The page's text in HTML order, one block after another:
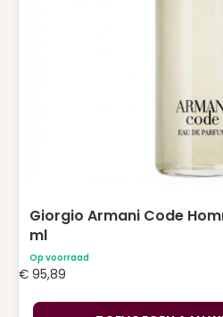
Giorgio Armani Code
ml
Op voorraad
€ 95,89